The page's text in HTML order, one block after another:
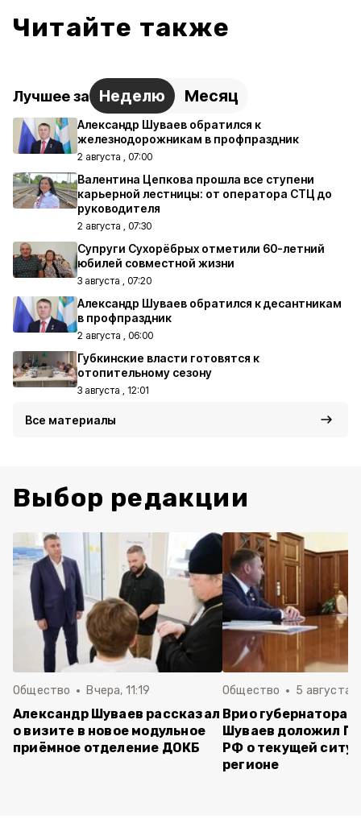
Читайте также
Лучшее за Неделю Месяц
Александр Шуваев обратился к
железнодорожникам в профпраздник
2 августа , 07:00
Валентина Цепкова прошла все ступени
карьерной лестницы: от оператора СТЦ до
руководителя
2 августа , 07:30
Супруги Сухорёбрых отметили 60-летний
юбилей совместной жизни
3 августа , 07:20
Александр Шуваев обратился к десантникам
в профпраздник
2 августа , 06:00
Губкинские власти готовятся к
отопительному сезону
3 августа , 12:01
Все материалы
Выбор редакции
Общество Вчера, 11:19
Александр Шуваев рассказал
о визите в новое модульное
приёмное отделение ДОКБ
Общество 5 августа ,
Врио губернатора
Шуваев доложил
РФ о текущей
регионе